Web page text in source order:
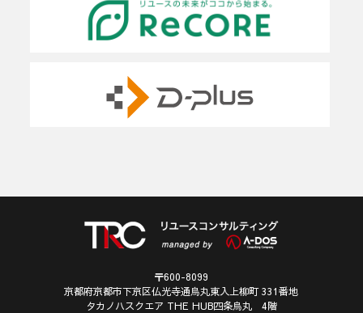
〒600-8099
京都府京都市下京区仏光寺通烏丸東入上柳町 331番地
タカノハスクエア THE HUB四条烏丸 4階